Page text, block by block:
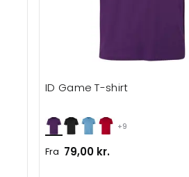
+9
ID Game T-shirt
Fra 79,00 kr.